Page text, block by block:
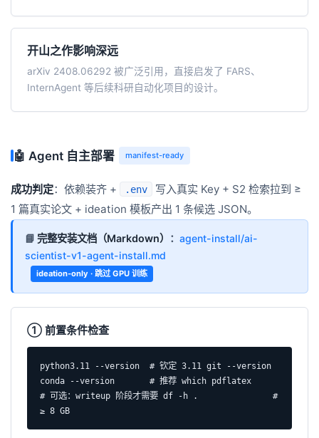
开山之作影响深远
arXiv 2408.06292 被广泛引用，直接启发了 FARS、
InternAgent 等后续科研自动化项目的设计。
🤖 Agent 自主部署 manifest-ready
成功判定：依赖装齐 + .env
写入真实 Key + S2 检索拉到 ≥
1 篇真实论文 + ideation 模板产出 1 条候选 JSON。
📘完整安装文档（Markdown） ：agent-install/ai-
scientist-v1-agent-install.md
ideation-only · 跳过 GPU 训练
① 前置条件检查
python3.11 --version  # 钦定 3.11 git --version
conda --version       # 推荐 which pdflatex
# 可选：writeup 阶段才需要 df -h .               #
≥ 8 GB